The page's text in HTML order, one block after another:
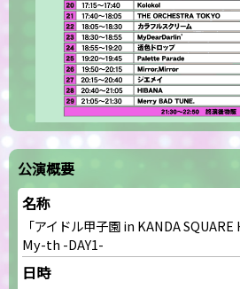
公演概要
名称
「アイドル甲子園 in KANDA
My-th -DAY1-
日時